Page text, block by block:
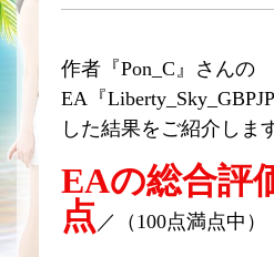
作者『Pon_C』さんの
EA『
した結果をご紹介しま
EAの総合評
点 ／（100点満点中）